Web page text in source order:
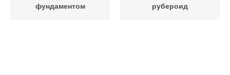
фундаментом
рубероид